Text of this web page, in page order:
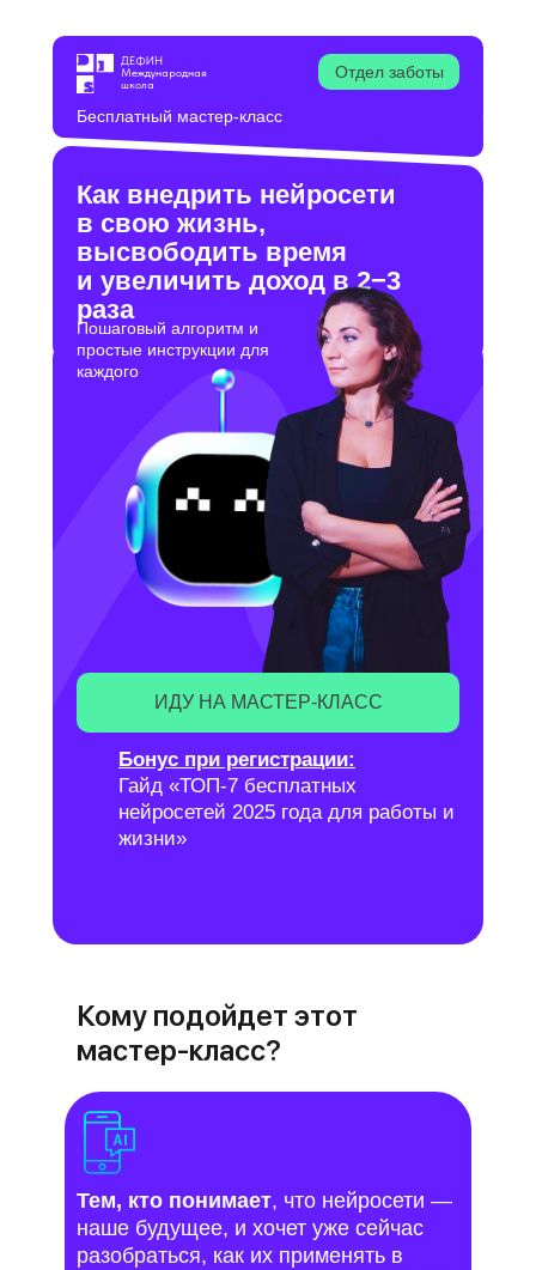
Бонус при регистрации:
Гайд «ТОП-7 бесплатных
нейросетей 2025 года для работы и
жизни»
Пошаговый алгоритм и
простые инструкции для
каждого
Как внедрить нейросети
в свою жизнь,
высвободить время
и увеличить доход в 2−3
раза
Бесплатный мастер-класс
ИДУ НА МАСТЕР-КЛАСС
Отдел заботы
ДЕФИН
Международная
школа
Кому подойдет этот
мастер-класс?
Тем, кто понимает, что нейросети —
наше будущее, и хочет уже сейчас
разобраться, как их применять в